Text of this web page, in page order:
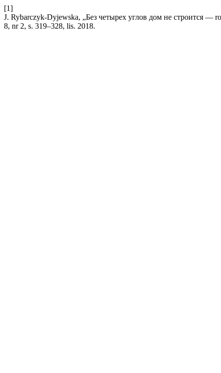
[1]
J. Rybarczyk-Dyjewska, „Без четырех углов дом не строится —
8, nr 2, s. 319–328, lis. 2018.